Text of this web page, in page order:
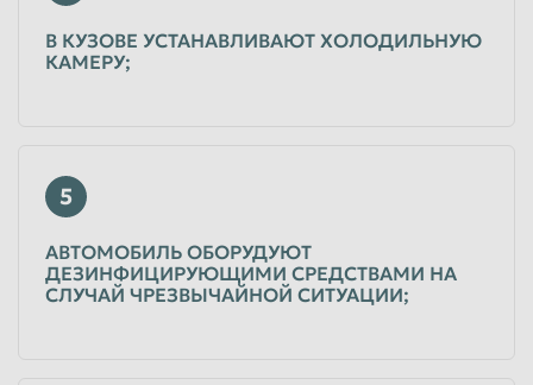
В КУЗОВЕ УСТАНАВЛИВАЮТ ХОЛОДИЛЬНУЮ
КАМЕРУ;
5
АВТОМОБИЛЬ ОБОРУДУЮТ
ДЕЗИНФИЦИРУЮЩИМИ СРЕДСТВАМИ НА
СЛУЧАЙ ЧРЕЗВЫЧАЙНОЙ СИТУАЦИИ;